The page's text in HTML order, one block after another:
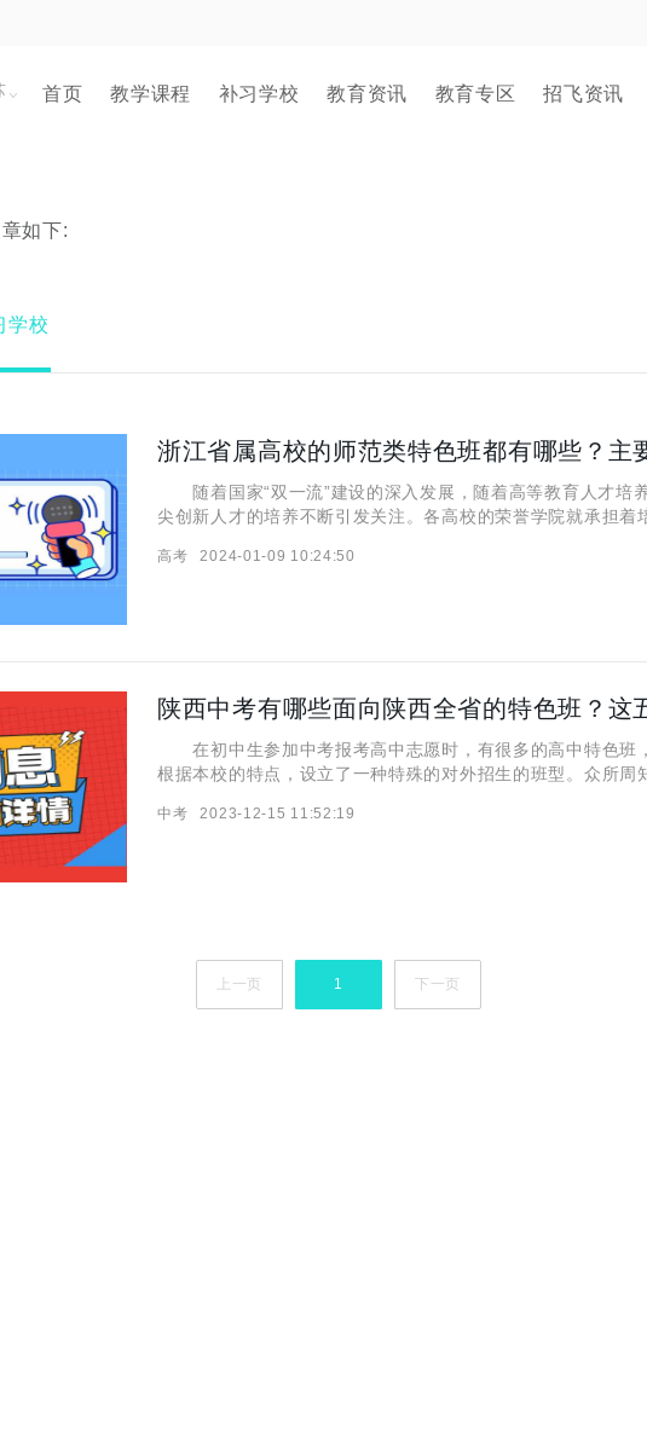
首页 教学课程 补习学校 教育资讯 教育专区 招飞资讯
如下:
学校
浙江省属高校的师范类特色班都有哪些？主
随着国家“双一流”建设的深入发展，随着高等教育人才培
尖创新人才的培养不断引发关注。各高校的荣誉学院就承担着
中，本篇文章小编就将为大家详细介绍一下有关浙江省属的高
高考 2024-01-09 10:24:50
在初中生参加中考报考高中志愿时，有很多的高中特色班
根据本校的特点，设立了一种特殊的对外招生的班型。众所周
编的整理调查，我们发现，以下五种高中特色班就是面对陕
中考 2023-12-15 11:52:19
上一页 1 下一页